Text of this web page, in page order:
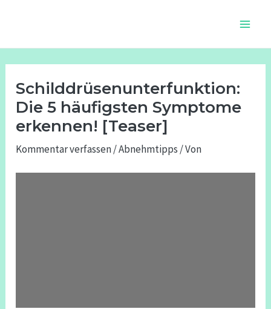
Schilddrüsenunterfunktion:
Die 5 häufigsten Symptome
erkennen! [Teaser]
Kommentar verfassen/Abnehmtipps / Von